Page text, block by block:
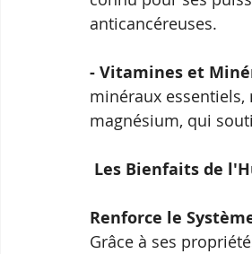
anticancéreuses.
- Vitamines et
minéraux
magnésium, qui
Les Bienfaits de
Renforce le
Grâce à ses